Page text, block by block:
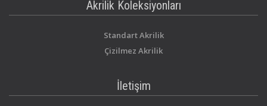
Akrilik Koleksiyonları
Standart Akrilik
Çizilmez Akrilik
İletişim